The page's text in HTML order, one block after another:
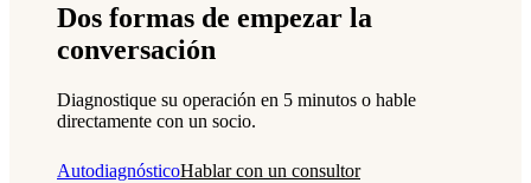
Dos formas de empezar la
conversación
Diagnostique su operación en 5 minutos o hable
directamente con un socio.
AutodiagnósticoHablar con un consultor